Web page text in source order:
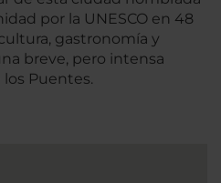
por la UNESCO en 48
gastronomía y
breve, pero intensa
los Puentes.